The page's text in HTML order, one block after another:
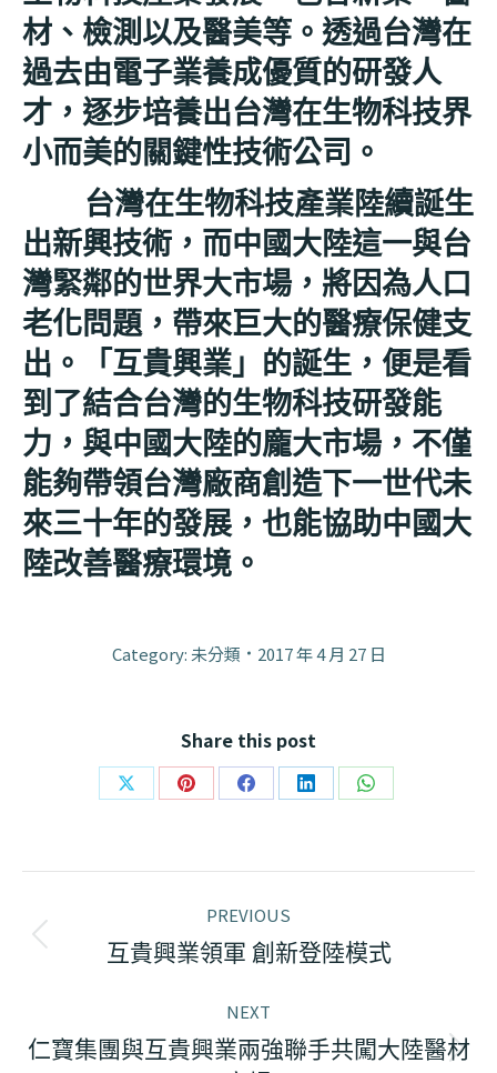
材、檢測以及醫美等。透過台灣在
過去由電子業養成優質的研發人
才，逐步培養出台灣在生物科技界
小而美的關鍵性技術公司。
台灣在生物科技產業陸續誕生
出新興技術，而中國大陸這一與台
灣緊鄰的世界大市場，將因為人口
老化問題，帶來巨大的醫療保健支
出。「互貴興業」的誕生，便是看
到了結合台灣的生物科技研發能
力，與中國大陸的龐大市場，不僅
能夠帶領台灣廠商創造下一世代未
來三十年的發展，也能協助中國大
陸改善醫療環境。
Category: 未分類 2017 年 4 月 27 日
Share this post
Share
X
Share
Pinterest
Share
Facebook
Share
LinkedIn
Share
WhatsApp
navigation
PREVIOUS
Previous
互貴興業領軍 創新登陸模式
NEXT
Next
仁寶集團與互貴興業兩強聯手共闖大陸醫材